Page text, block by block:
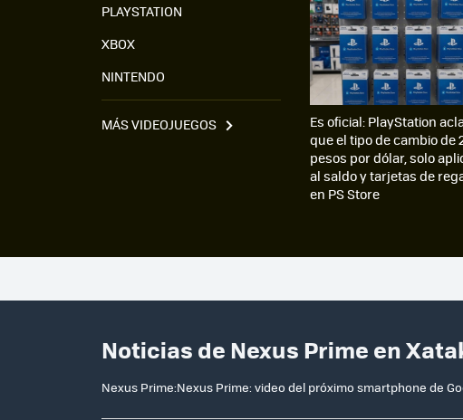
PLAYSTATION
XBOX
NINTENDO
MÁS VIDEOJUEGOS
Es oficial: PlayStation
que el tipo de cambio de
pesos por dólar, solo
al saldo y tarjetas de
en PS Store
Noticias de Nexus Prime en
Nexus Prime:Nexus Prime: video del próximo smartphone de